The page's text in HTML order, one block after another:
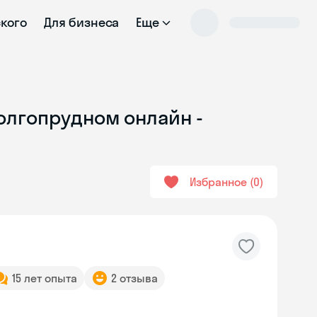
Для бизнеса Еще
онлайн -
Избранное 0
15 лет опыта 2 отзыва